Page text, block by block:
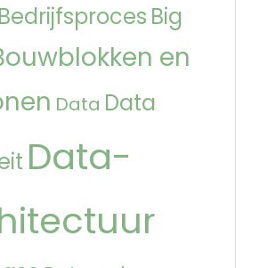
Bedrijfsproces Big
en
Data Data
Data-